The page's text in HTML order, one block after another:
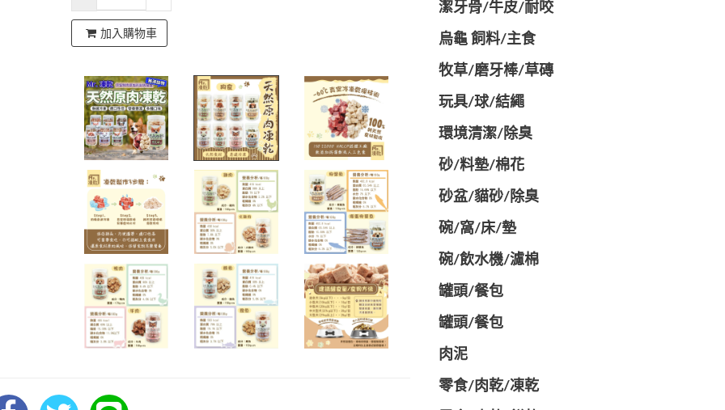
加入購物車
潔牙骨/牛皮/耐咬
烏龜 飼料/主食
牧草/磨牙棒/草磚
玩具/球/結繩
環境清潔/除臭
砂/料墊/棉花
砂盆/貓砂/除臭
碗/窩/床/墊
碗/飲水機/濾棉
罐頭/餐包
罐頭/餐包
肉泥
零食/肉乾/凍乾